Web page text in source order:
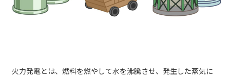
火力発電とは、燃料を燃やして水を沸騰させ、発生した蒸気に